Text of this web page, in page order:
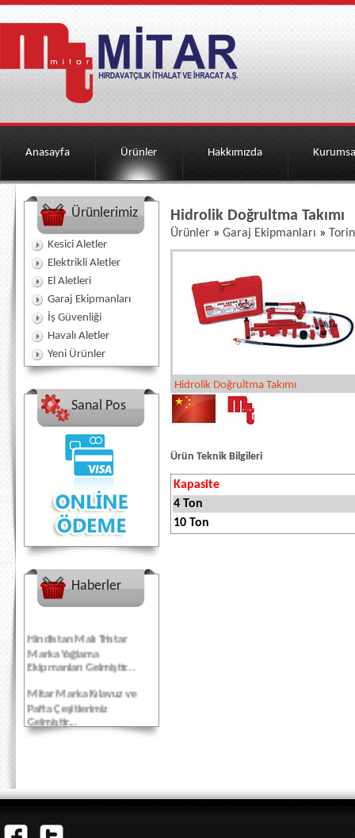
Anasayfa Ürünler Hakkımızda
Ürünlerimiz
Kesici Aletler
Elektrikli Aletler
El Aletleri
Garaj Ekipmanları
İş Güvenliği
Havalı Aletler
Yeni Ürünler
Sanal Pos
Haberler
Hindistan Malı Tristar
Marka Yağlama
Ekipmanları Gelmiştir...
Mitar Marka Kılavuz ve
Pafta Çeşitlerimiz
Gelmiştir...
Hidrolik Doğrultma Takımı
Ürünler » Garaj Ekipmanları » Torin
Hidrolik Doğrultma Takımı
Ürün Teknik Bilgileri
Kapasite
4 Ton
10 Ton